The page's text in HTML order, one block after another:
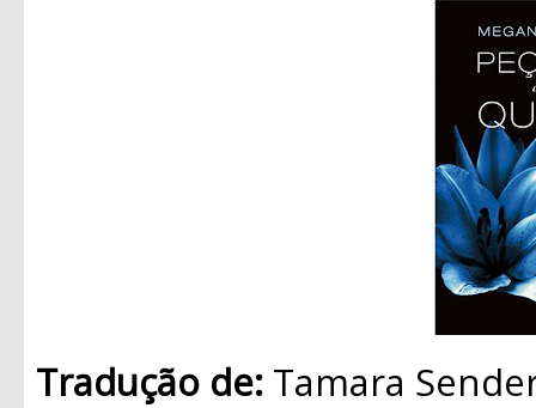
Tradução de: Tamara